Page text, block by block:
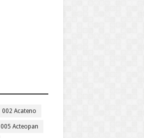
002 Acateno
005 Acteopan